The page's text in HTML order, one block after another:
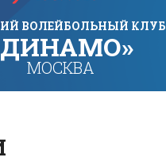
ВОЛЕЙБОЛЬНЫЙ КЛУБ
МОСКВА